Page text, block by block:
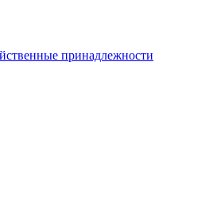
принадлежности